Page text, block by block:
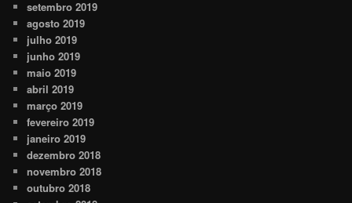
setembro 2019
agosto 2019
julho 2019
junho 2019
maio 2019
abril 2019
março 2019
fevereiro 2019
janeiro 2019
dezembro 2018
novembro 2018
outubro 2018